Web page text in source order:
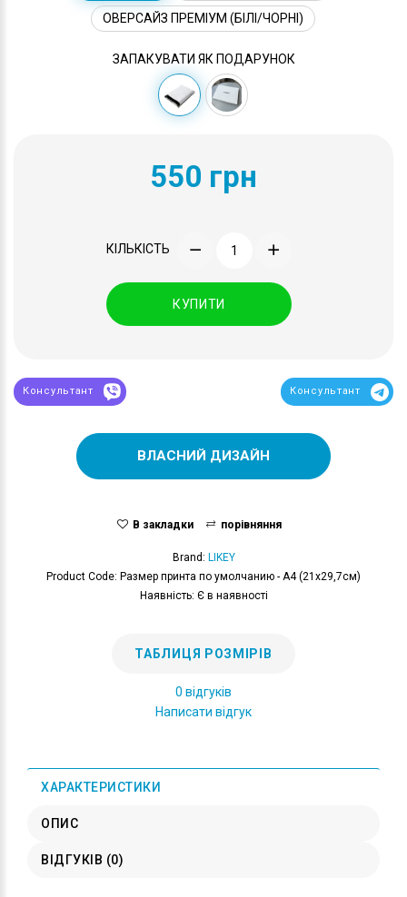
ОВЕРСАЙЗ ПРЕМІУМ (БІЛІ/ЧОРНІ)
ЗАПАКУВАТИ ЯК ПОДАРУНОК
550 грн
КІЛЬКІСТЬ
КУПИТИ
Консультант Консультант
ВЛАСНИЙ ДИЗАЙН
В закладки порівняння
Brand: LIKEY
Product Code: Размер принта по умолчанию - А4 (21x29,7см)
Наявність: Є в наявності
ТАБЛИЦЯ РОЗМІРІВ
0 відгуків
Написати відгук
ХАРАКТЕРИСТИКИ
ОПИС
ВІДГУКІВ (0)